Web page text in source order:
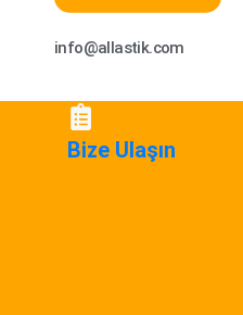
info@allastik.com
Bize Ulaşın